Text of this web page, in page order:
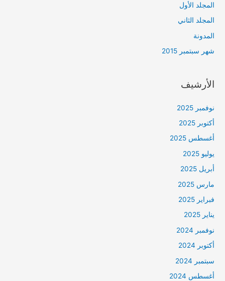
المجلد الأول
المجلد الثاني
المدونة
شهر سبتمبر 2015
الأرشيف
نوفمبر 2025
أكتوبر 2025
أغسطس 2025
يوليو 2025
أبريل 2025
مارس 2025
فبراير 2025
يناير 2025
نوفمبر 2024
أكتوبر 2024
سبتمبر 2024
أغسطس 2024